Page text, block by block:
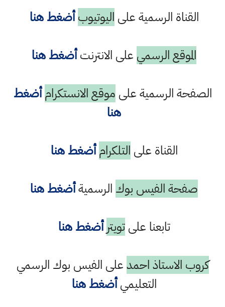
القناة الرسمية على اليوتيوب أضغط هنا
الموقع الرسمي على الانترنتأضغط هنا
الصفحة الرسمية على موقع الانستكرام أضغط
هنا
القناة على التلكرام أضغط هنا
صفحة الفيس بوك الرسميةأضغط هنا
تابعنا علىتويتر أضغط هنا
كروب الاستاذ احمدعلى الفيس بوك الرسمي
التعليميأضغط هنا